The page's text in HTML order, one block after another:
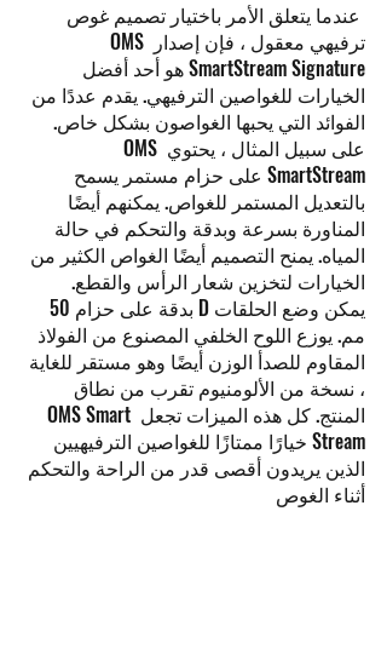
عندما يتعلق الأمر باختيار تصميم غوص
ترفيهي معقول ، فإن إصدار OMS
SmartStream Signature هو أحد أفضل
الخيارات للغواصين الترفيهي. يقدم عددًا من
الفوائد التي يحبها الغواصون بشكل خاص.
على سبيل المثال ، يحتوي OMS
SmartStream على حزام مستمر يسمح
بالتعديل المستمر للغواص. يمكنهم أيضًا
المناورة بسرعة وبدقة والتحكم في حالة
المياه. يمنح التصميم أيضًا الغواص الكثير من
الخيارات لتخزين شعار الرأس والقطع.
مم. يوزع اللوح الخلفي المصنوع من الفولاذ
المقاوم للصدأ الوزن أيضًا وهو مستقر للغاية
، نسخة من الألومنيوم تقرب من نطاق
المنتج. كل هذه الميزات تجعل OMS Smart
Stream خيارًا ممتازًا للغواصين الترفيهيين
الذين يريدون أقصى قدر من الراحة والتحكم
أثناء الغوص